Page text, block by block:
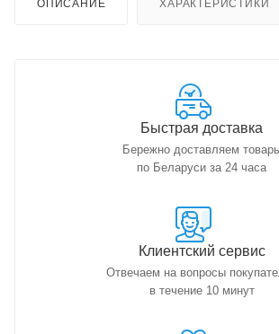
ОПИСАНИЕ ХАРАКТЕРИСТИКИ
Быстрая доставка
Бережно доставляем
по Беларуси за 24 часа
Клиентский сервис
Отвечаем на вопросы
в течение 10 минут